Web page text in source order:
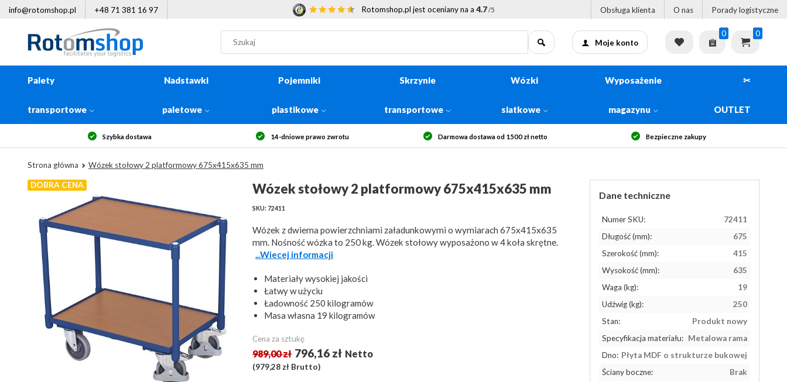
info@rotomshop.pl +48 71 381 16 97 Rotomshop.pl jest oceniany na a 4.7/5 Obsługa klienta O nas Porady logistyczne
Moje konto
0 0
Palety
transportowe
Nadstawki
paletowe
Pojemniki
plastikowe
Skrzynie
transportowe
Wózki
siatkowe
Wyposażenie
magazynu
✂
OUTLET
Szybka dostawa 14-dniowe prawo zwrotu Darmowa dostawa od 1500 zł netto Bezpieczne zakupy
Strona główna Wózek stołowy 2 platformowy 675x415x635 mm
DOBRA CENA Wózek stołowy 2 platformowy 675x415x635 mm
SKU: 72411
Wózek z dwiema powierzchniami załadunkowymi o wymiarach 675x415x635
mm. Nośność wózka to 250 kg. Wózek stołowy wyposażono w 4 koła skrętne.
...Wiecej informacji
Materiały wysokiej jakości
Łatwy w użyciu
Ładowność 250 kilogramów
Masa własna 19 kilogramów
Cena za sztukę
989,00 zł 796,16 zł Netto
(979,28 zł Brutto)
Dane techniczne
Numer SKU:
72411
Długość (mm):
675
Szerokość (mm):
415
Wysokość (mm):
635
Waga (kg):
19
Udźwig (kg):
250
Stan:
Produkt nowy
Specyfikacja materiału: Metalowa rama
Dno: Płyta MDF o strukturze bukowej
Ściany boczne:
Brak